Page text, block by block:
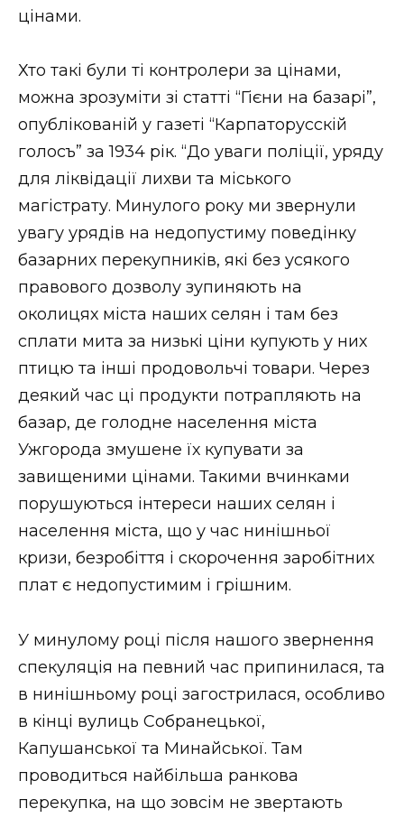
цінами.
Хто такі були ті контролери за цінами,
можна зрозуміти зі статті “Гієни на базарі”,
опублікованій у газеті “Карпаторусскій
голосъ” за 1934 рік. “До уваги поліції, уряду
для ліквідації лихви та міського
магістрату. Минулого року ми звернули
увагу урядів на недопустиму поведінку
базарних перекупників, які без усякого
правового дозволу зупиняють на
околицях міста наших селян і там без
сплати мита за низькі ціни купують у них
птицю та інші продовольчі товари. Через
деякий час ці продукти потрапляють на
базар, де голодне населення міста
Ужгорода змушене їх купувати за
завищеними цінами. Такими вчинками
порушуються інтереси наших селян і
населення міста, що у час нинішньої
кризи, безробіття і скорочення заробітних
плат є недопустимим і грішним.
У минулому році після нашого звернення
спекуляція на певний час припинилася, та
в нинішньому році загострилася, особливо
в кінці вулиць Собранецької,
Капушанської та Минайської. Там
проводиться найбільша ранкова
перекупка, на що зовсім не звертають